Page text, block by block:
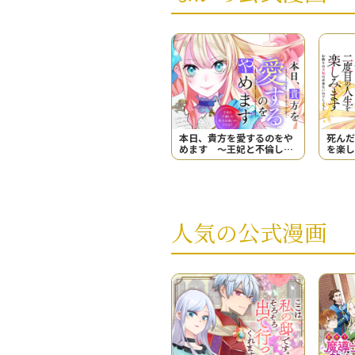
本日、貴方を愛するのをや
めます ～王妃と不倫した
貴方が悪いのですよ？～
死ん
を楽
王妃
人気の公式漫画